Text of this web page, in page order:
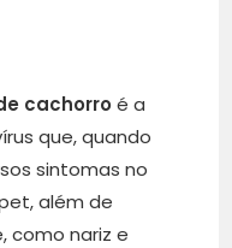
cachorroé a
que, quando
sintomas no
além de
como nariz e